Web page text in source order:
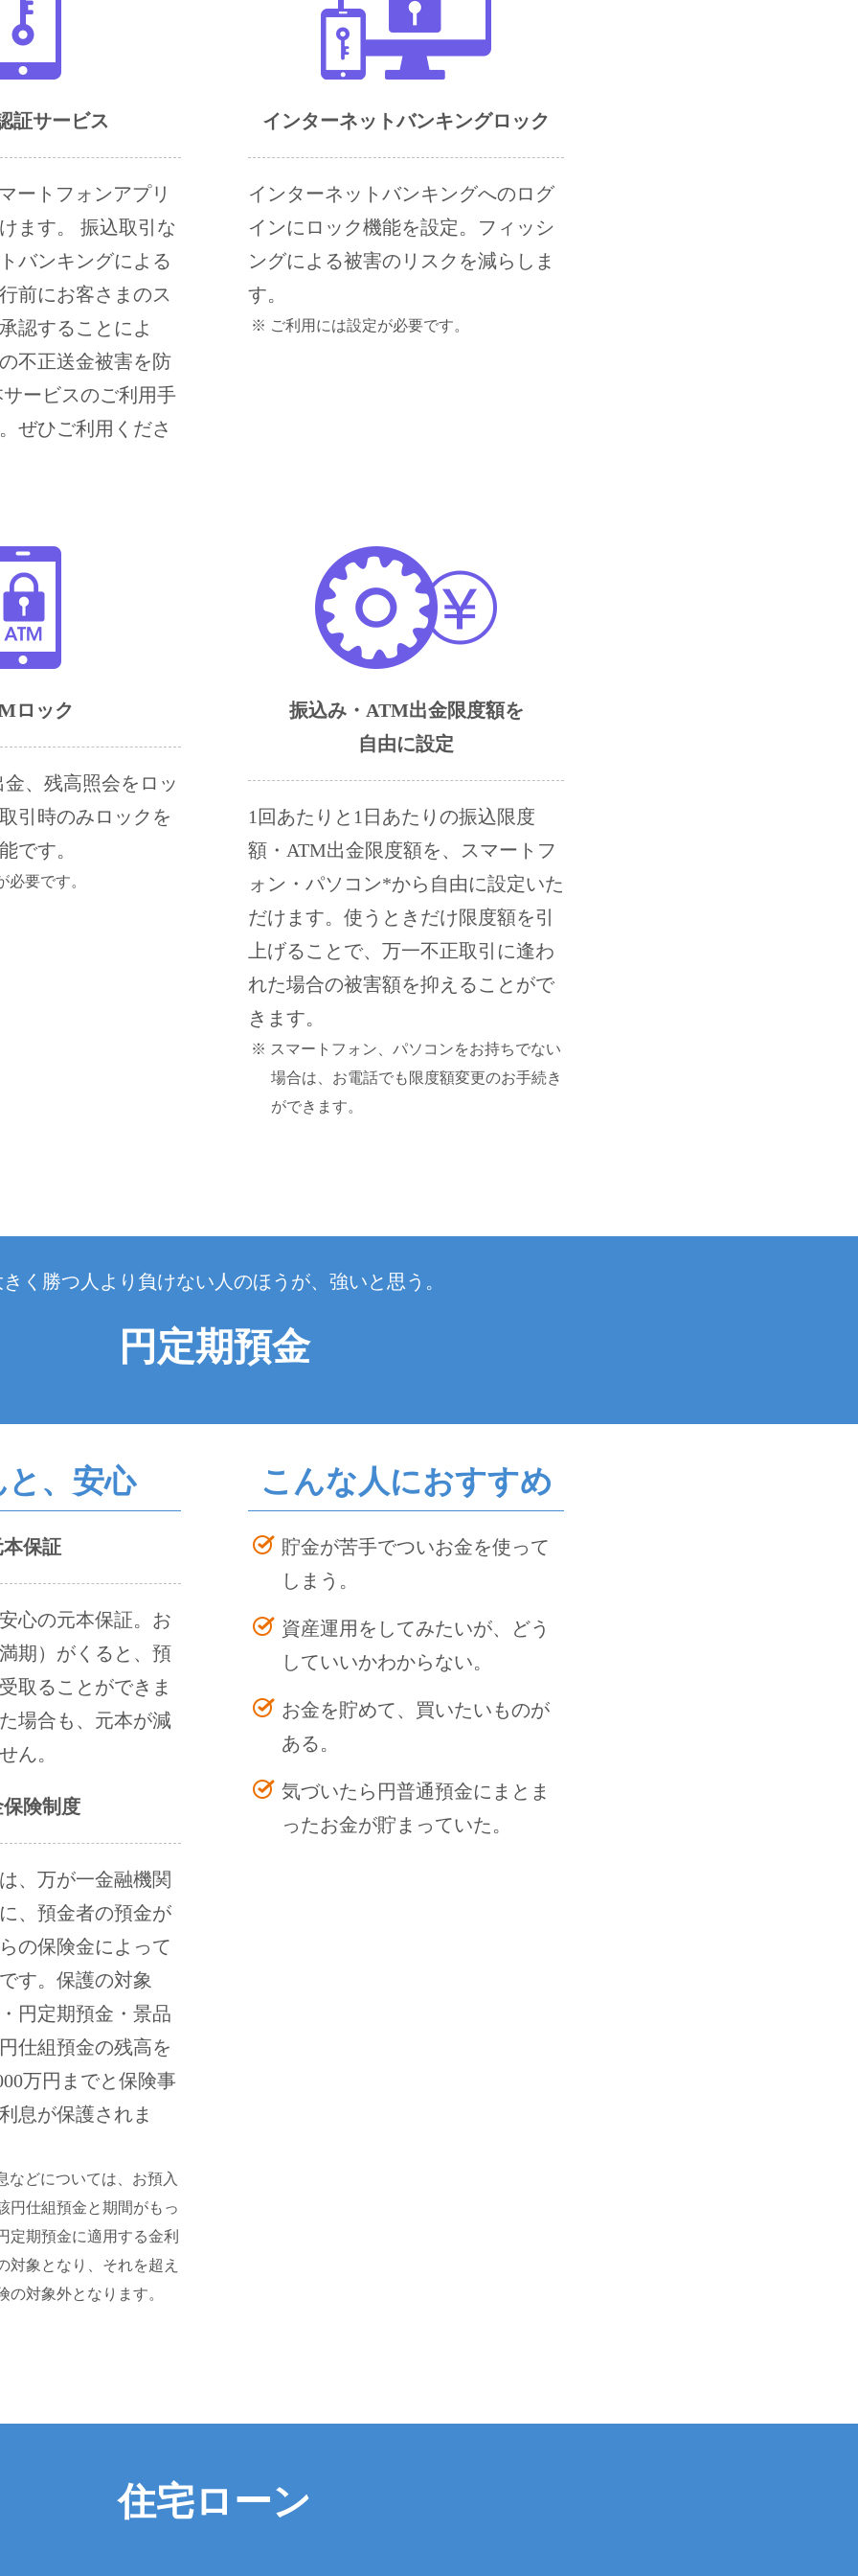
証サービス
ートフォンアプリ
ます。 振込取引な
バンキングによる
前にお客さまのス
認することによ
不正送金被害を防
ービスのご利用手
ぜひご利用くださ
インターネットバンキングロック
インターネットバンキングへのログ
インにロック機能を設定。フィッシ
ングによる被害のリスクを減らしま
す。
※ ご利用には設定が必要です。
ロック
、残高照会をロッ
引時のみロックを
です。
要です。
振込み・ATM出金限度額を
自由に設定
1回あたりと1日あたりの振込限度
額・ATM出金限度額を、スマートフ
ォン・パソコン*から自由に設定いた
だけます。使うときだけ限度額を引
上げることで、万一不正取引に逢わ
れた場合の被害額を抑えることがで
きます。
※ スマートフォン、パソコンをお持ちでない
場合は、お電話でも限度額変更のお手続き
ができます。
きく勝つ人より負けない人のほうが、強いと思う。
円定期預金
と、安心
本保証
心の元本保証。お
期）がくると、預
取ることができま
場合も、元本が減
ん。
険制度
、万が一金融機関
、預金者の預金が
の保険金によって
す。保護の対象
円定期預金・景品
仕組預金の残高を
万円までと保険事
息が保護されま
などについては、お預入
円仕組預金と期間がもっ
定期預金に適用する金利
対象となり、それを超え
の対象外となります。
こんな人におすすめ
貯金が苦手でついお金を使って
しまう。
資産運用をしてみたいが、どう
していいかわからない。
お金を貯めて、買いたいものが
ある。
気づいたら円普通預金にまとま
ったお金が貯まっていた。
住宅ローン